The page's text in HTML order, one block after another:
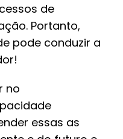
de
Portanto,
pode conduzir a
no
essas as